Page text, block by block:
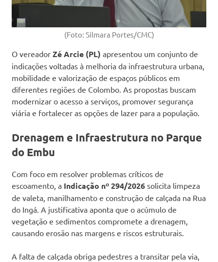
(Foto: Silmara Portes/CMC)
O vereador Zé Arcie (PL) apresentou um conjunto de
indicações voltadas à melhoria da infraestrutura urbana,
mobilidade e valorização de espaços públicos em
diferentes regiões de Colombo. As propostas buscam
modernizar o acesso a serviços, promover segurança
viária e fortalecer as opções de lazer para a população.
Drenagem e Infraestrutura no Parque
do Embu
Com foco em resolver problemas críticos de
escoamento, a Indicação nº 294/2026 solicita limpeza
de valeta, manilhamento e construção de calçada na Rua
do Ingá. A justificativa aponta que o acúmulo de
vegetação e sedimentos compromete a drenagem,
causando erosão nas margens e riscos estruturais.
A falta de calçada obriga pedestres a transitar pela via,